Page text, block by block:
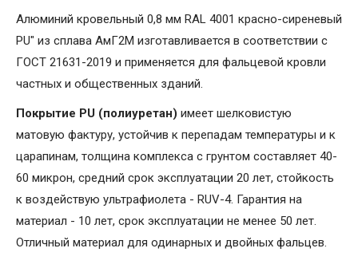
Алюминий кровельный 0,8 мм RAL 4001 красно-сиреневый
PU" из сплава АмГ2М изготавливается в соответствии с
ГОСТ 21631-2019 и применяется для фальцевой кровли
частных и общественных зданий.
Покрытие PU (полиуретан) имеет шелковистую
матовую фактуру, устойчив к перепадам температуры и к
царапинам, толщина комплекса с грунтом составляет 40-
60 микрон, средний срок эксплуатации 20 лет, стойкость
к воздействую ультрафиолета - RUV-4. Гарантия на
материал - 10 лет, срок эксплуатации не менее 50 лет.
Отличный материал для одинарных и двойных фальцев.